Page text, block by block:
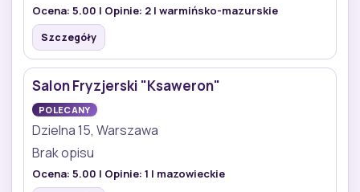
Ocena: 5.00 | Opinie: 2 | warmińsko-mazurskie
Szczegóły
Salon Fryzjerski "Ksaweron"
POLECANY
Dzielna 15, Warszawa
Brak opisu
Ocena: 5.00 | Opinie: 1 | mazowieckie